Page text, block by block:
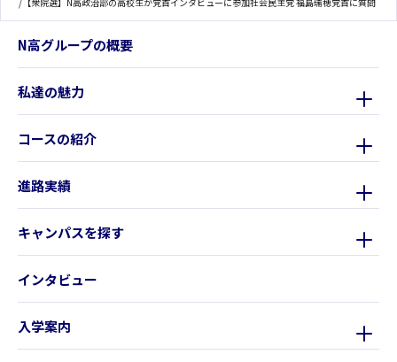
N高グループの概要
私達の魅力
コースの紹介
進路実績
キャンパスを探す
インタビュー
入学案内